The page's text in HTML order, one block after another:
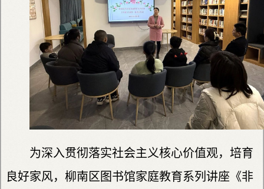
为深入贯彻落实社会主义核心价值观，培育
良好家风，柳南区图书馆家庭教育系列讲座《非